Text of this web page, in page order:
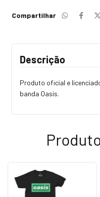
Compartilhar
Descrição
Produto oficial e
banda Oasis.